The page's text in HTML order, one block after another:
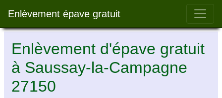
Enlèvement épave gratuit Bar
Enlèvement d'épave gratuit
à Saussay-la-Campagne
27150